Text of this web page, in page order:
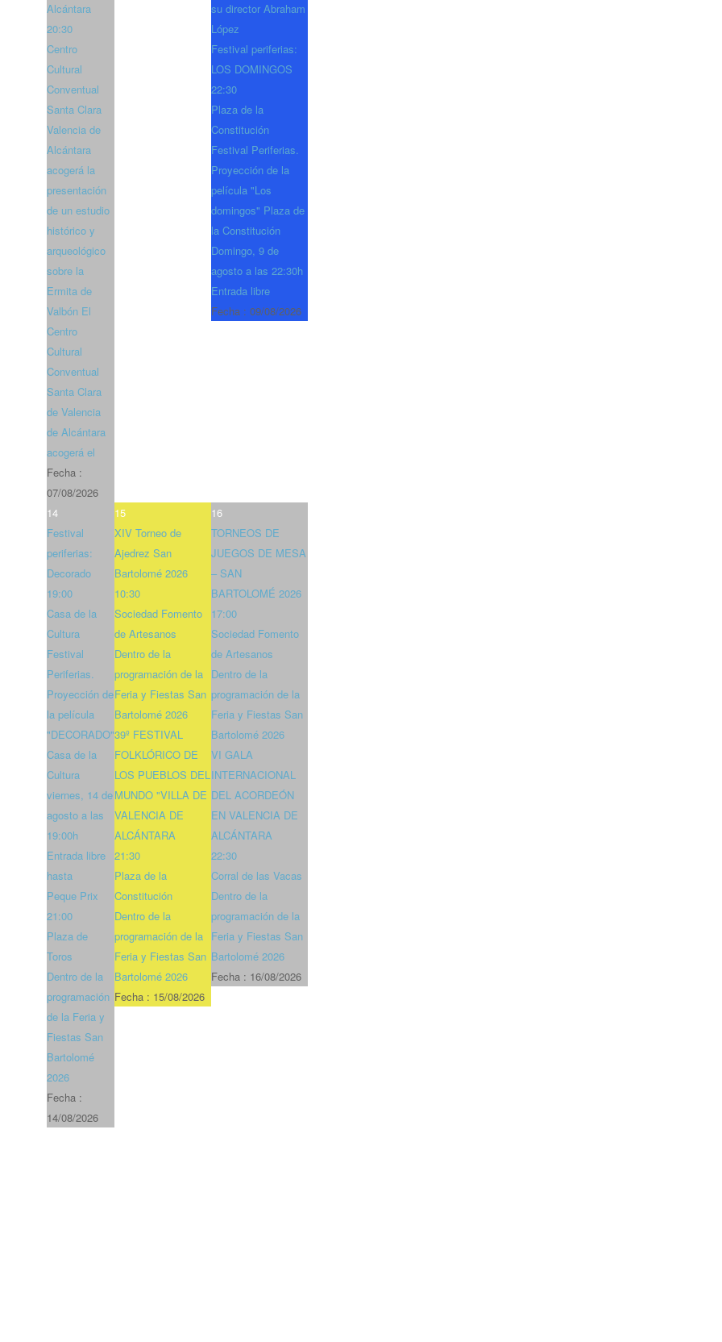
Alcántara
20:30
Centro
Cultural
Conventual
Santa Clara
Valencia de
Alcántara
acogerá la
presentación
de un estudio
histórico y
arqueológico
sobre la
Ermita de
Valbón El
Centro
Cultural
Conventual
Santa Clara
de Valencia
de Alcántara
acogerá el
Fecha :
07/08/2026
su director Abraham
López
Festival periferias:
LOS DOMINGOS
22:30
Plaza de la
Constitución
Festival Periferias.
Proyección de la
película "Los
domingos" Plaza de
la Constitución
Domingo, 9 de
agosto a las 22:30h
Entrada libre
Fecha : 09/08/2026
14
Festival
periferias:
Decorado
19:00
Casa de la
Cultura
Festival
Periferias.
Proyección de
la película
"DECORADO"
Casa de la
Cultura
viernes, 14 de
agosto a las
19:00h
Entrada libre
hasta
Peque Prix
21:00
Plaza de
Toros
Dentro de la
programación
de la Feria y
Fiestas San
Bartolomé
2026
Fecha :
14/08/2026
15
XIV Torneo de
Ajedrez San
Bartolomé 2026
10:30
Sociedad Fomento
de Artesanos
Dentro de la
programación de la
Feria y Fiestas San
Bartolomé 2026
39º FESTIVAL
FOLKLÓRICO DE
LOS PUEBLOS DEL
MUNDO "VILLA DE
VALENCIA DE
ALCÁNTARA
21:30
Plaza de la
Constitución
Dentro de la
programación de la
Feria y Fiestas San
Bartolomé 2026
Fecha : 15/08/2026
16
TORNEOS DE
JUEGOS DE MESA
– SAN
BARTOLOMÉ 2026
17:00
Sociedad Fomento
de Artesanos
Dentro de la
programación de la
Feria y Fiestas San
Bartolomé 2026
VI GALA
INTERNACIONAL
DEL ACORDEÓN
EN VALENCIA DE
ALCÁNTARA
22:30
Corral de las Vacas
Dentro de la
programación de la
Feria y Fiestas San
Bartolomé 2026
Fecha : 16/08/2026